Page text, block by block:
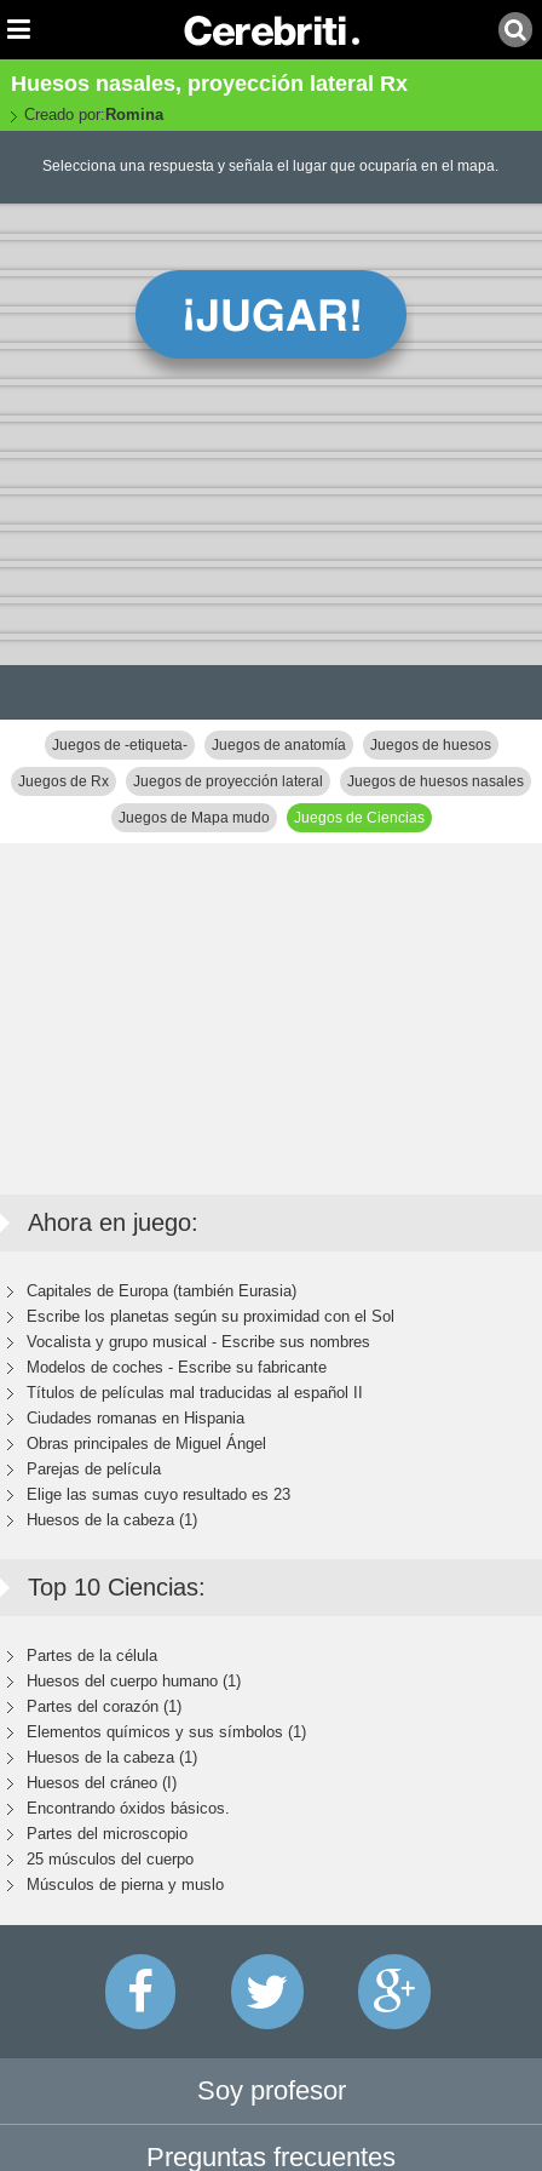
Huesos nasales, proyección lateral Rx
Creado por: Romina
Selecciona una respuesta y señala el lugar que ocuparía en el mapa.
Juegos de -etiqueta- Juegos de anatomía Juegos de huesos
Juegos de Rx Juegos de proyección lateral Juegos de huesos nasales
Juegos de Mapa mudo Juegos de Ciencias
Ahora en juego:
Capitales de Europa (también Eurasia)
Escribe los planetas según su proximidad con el Sol
Vocalista y grupo musical - Escribe sus nombres
Modelos de coches - Escribe su fabricante
Títulos de películas mal traducidas al español II
Ciudades romanas en Hispania
Obras principales de Miguel Ángel
Parejas de película
Elige las sumas cuyo resultado es 23
Huesos de la cabeza (1)
Top 10 Ciencias:
Partes de la célula
Huesos del cuerpo humano (1)
Partes del corazón (1)
Elementos químicos y sus símbolos (1)
Huesos de la cabeza (1)
Huesos del cráneo (I)
Encontrando óxidos básicos.
Partes del microscopio
25 músculos del cuerpo
Músculos de pierna y muslo
Soy profesor
Preguntas frecuentes